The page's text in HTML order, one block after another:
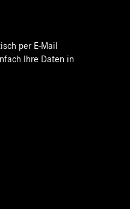
per E-Mail
Ihre Daten in